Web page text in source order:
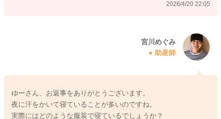
その時には大きくなってくると大変なのですが、腰亜kらお尻に
そうするとだんだんと子どもが落ち着いていって、寝てくれる
あるようです。
暴れられたりして大変なのですが、自分自身にも言い聞かせる
2026/4/20 22:05
宮川めぐみ
助産師
ゆーさん、お返事をありがとうございます。
夜に汗をかいて寝ていることが多いのですね。
実際にはどのような服装で寝ているでしょうか？